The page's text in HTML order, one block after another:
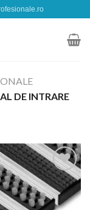
DE INTRARE
Adauga
la
favorite